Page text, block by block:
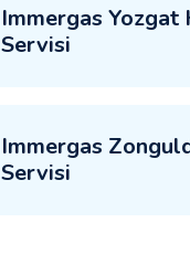
Immergas Yozgat
Servisi
Immergas
Servisi